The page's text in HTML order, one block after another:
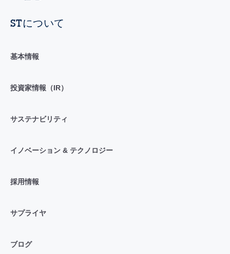
STについて
基本情報
投資家情報（IR）
サステナビリティ
イノベーション & テクノロジー
採用情報
サプライヤ
ブログ